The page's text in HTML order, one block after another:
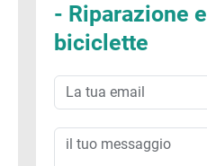
- Riparazione
biciclette